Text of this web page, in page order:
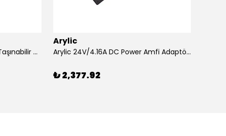
Acer XD1320Wİ 1600 Lümen Taşınabilir USB Medya Kablosuz WXGA LED Projeksiyon
Arylic
Arylic 24V/4.16A DC Power Amfi Adaptörü
₺ 2,377.92